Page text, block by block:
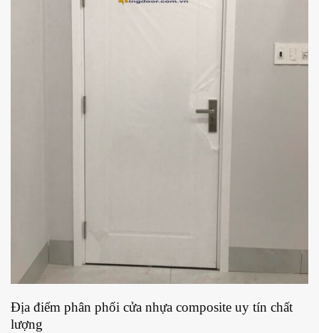
Địa điểm phân phối cửa nhựa composite uy tín chất
lượng